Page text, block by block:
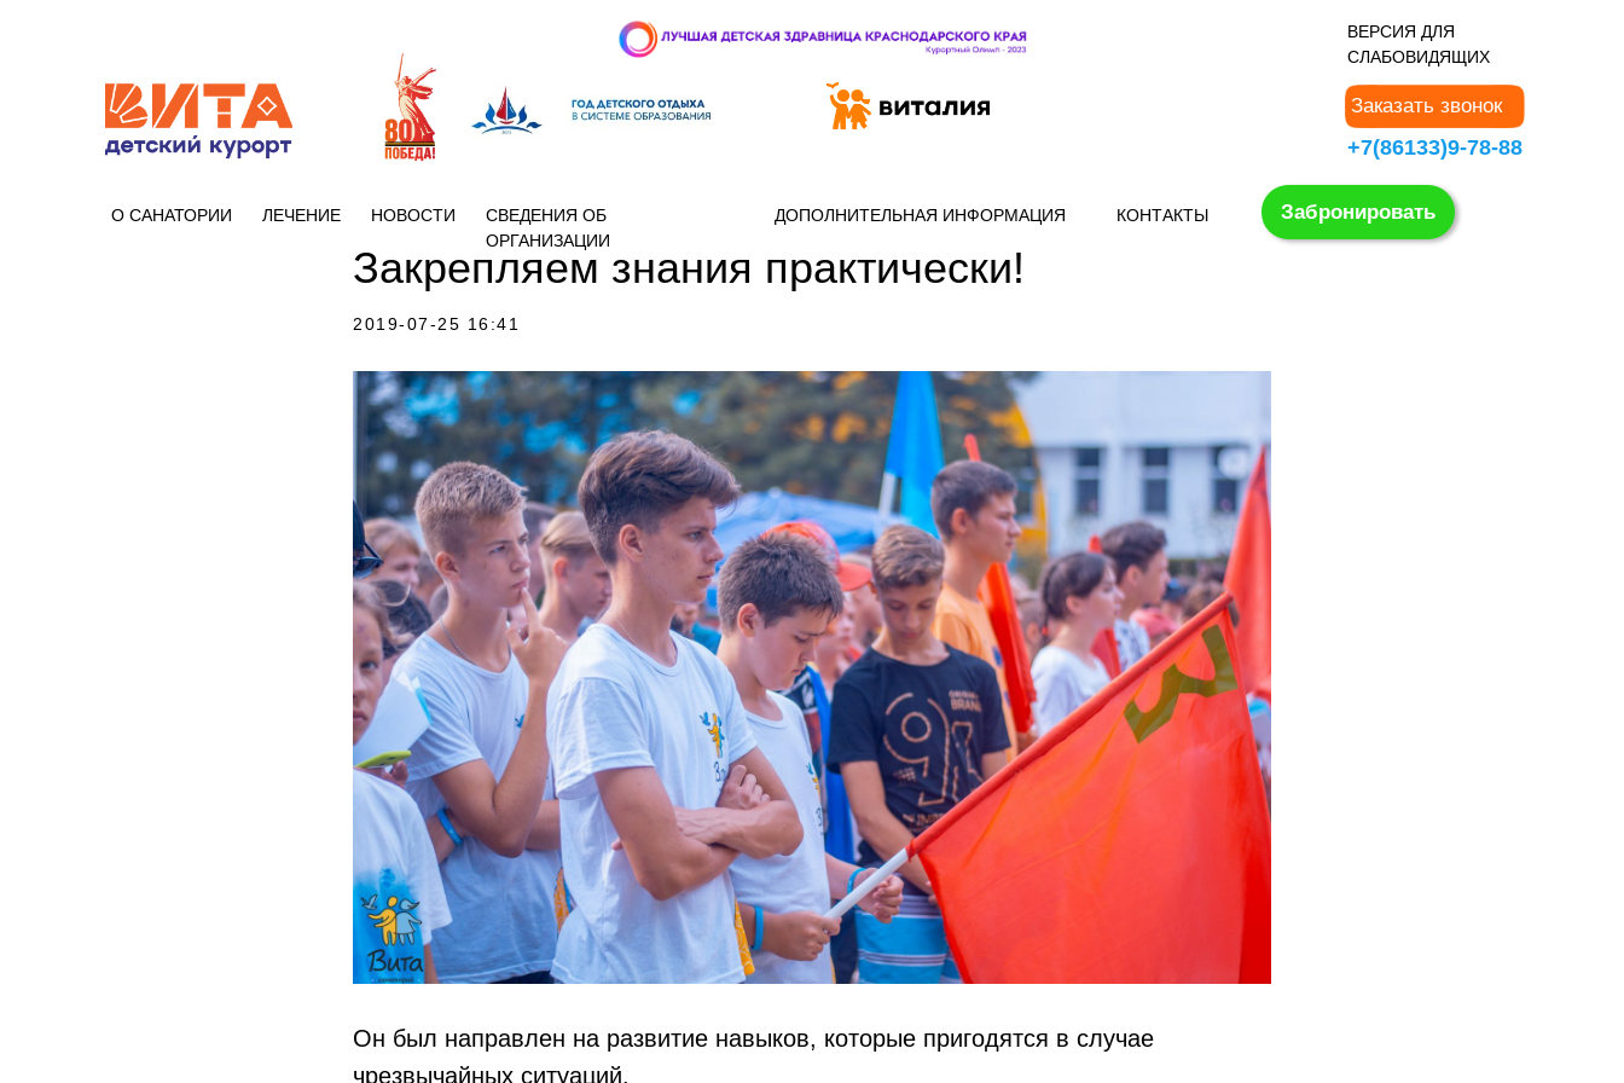
+7 (86133) 97-888 Заказать звонок
+7(86133)9-78-88
ВЕРСИЯ ДЛЯ
СЛАБОВИДЯЩИХ
О САНАТОРИИ Забронировать
КОНТАКТЫ
НОВОСТИ
СВЕДЕНИЯ ОБ
ОРГАНИЗАЦИИ
ДОПОЛНИТЕЛЬНАЯ ИНФОРМАЦИЯ
ЛЕЧЕНИЕ
Закрепляем знания практически!
2019-07-25 16:41
Он был направлен на развитие навыков, которые пригодятся в случае
чрезвычайных ситуаций.